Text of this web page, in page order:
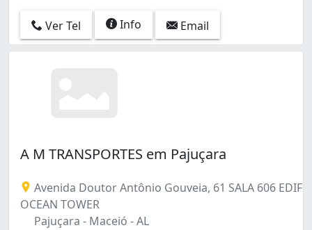
Ver Tel Info Email
A M TRANSPORTES em Pajuçara
Avenida Doutor Antônio Gouveia, 61 SALA 606 EDIF
OCEAN TOWER
Pajuçara - Maceió - AL